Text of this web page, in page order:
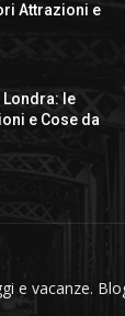
Attrazioni e
Londra: le
e Cose da
e vacanze.